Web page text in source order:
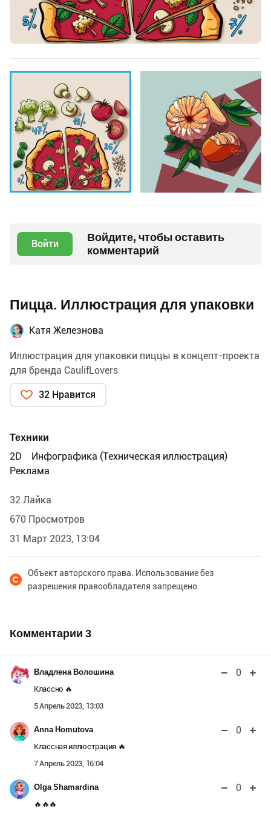
Войти
Войдите, чтобы оставить
комментарий
Пицца. Иллюстрация для упаковки
Катя Железнова
Иллюстрация для упаковки пиццы в концепт-проекта
для бренда CaulifLovers
32 Нравится
Техники
2D
Инфографика (Техническая иллюстрация)
Реклама
32 Лайка
670 Просмотров
31 Март 2023, 13:04
Объект авторского права. Использование без
разрешения правообладателя запрещено.
Комментарии 3
Владлена Волошина 0
Классно 🔥
5 Апрель 2023, 13:03
Anna Homutova 0
Классная иллюстрация 🔥
7 Апрель 2023, 16:04
Olga Shamardina 0
🔥🔥🔥